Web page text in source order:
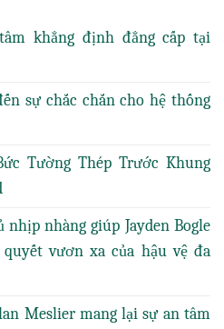
khẳng định đẳng cấp tại
sự chắc chắn cho hệ thống
Tường Thép Trước Khung
nhàng giúp Jayden Bogle
vươn xa của hậu vệ đa
Meslier mang lại sự an tâm